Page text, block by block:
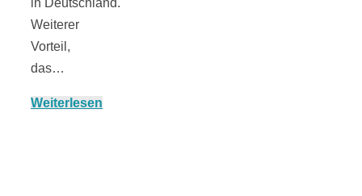
in Deutschland.
Weiterer
Vorteil,
das…
Weiterlesen